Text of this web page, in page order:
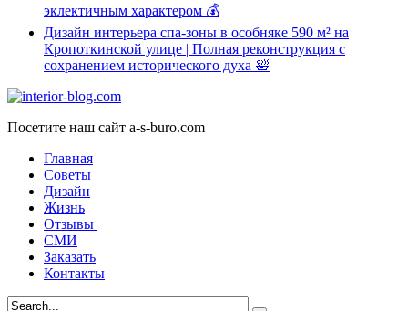
эклектичным характером 💰
Дизайн интерьера спа-зоны в особняке 590 м² на
Кропоткинской улице | Полная реконструкция с
сохранением исторического духа 🛀
Посетите наш сайт a-s-buro.com
Главная
Советы
Дизайн
Жизнь
Отзывы
СМИ
Заказать
Контакты